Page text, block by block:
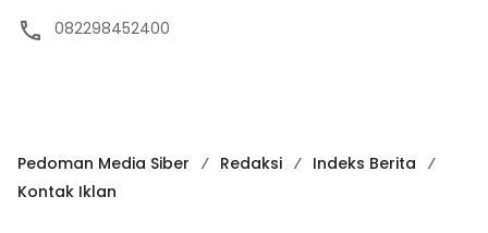
082298452400
Pedoman Media Siber Redaksi
Indeks Berita
Kontak Iklan